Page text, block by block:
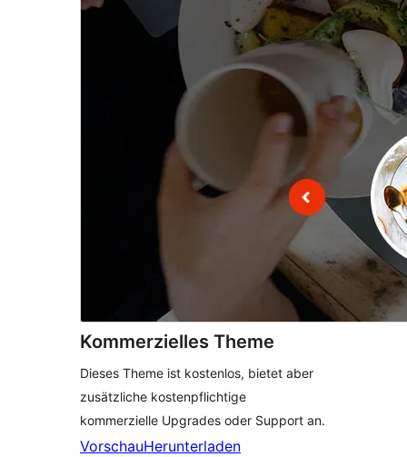
Kommerzielles Theme
Dieses Theme ist kostenlos, bietet aber
zusätzliche kostenpflichtige
kommerzielle Upgrades oder Support an.
VorschauHerunterladen